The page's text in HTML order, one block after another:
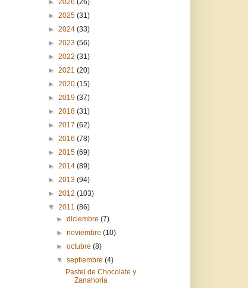
► 2026 (26)
► 2025 (31)
► 2024 (33)
► 2023 (56)
► 2022 (31)
► 2021 (20)
► 2020 (15)
► 2019 (37)
► 2018 (31)
► 2017 (62)
► 2016 (78)
► 2015 (69)
► 2014 (89)
► 2013 (94)
► 2012 (103)
▼ 2011 (86)
►diciembre(7)
►noviembre(10)
►octubre(8)
▼septiembre(4)
Pastel de Chocolate y
Zanahoria